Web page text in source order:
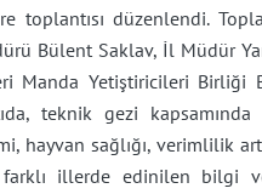
düzenlendi.
Bülent Saklav, İl Müdür
Manda Yetiştiricileri Birliği
teknik gezi
sağlığı, verimlilik
farklı illerde edinilen bilgi